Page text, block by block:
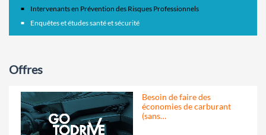
Intervenants en Prévention des Risques Professionnels
Enquêtes et études santé et sécurité
Offres
Besoin de faire des
économies de carburant
(sans…